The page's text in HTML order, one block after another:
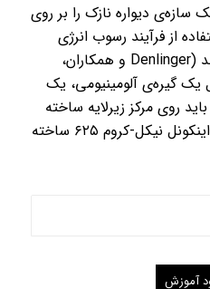
دیواره نازک را بر روی
از فرآیند رسوب انرژی
هدایت‌شده شبیه‌سازی می‌کند (Denlinger و همکاران،
یک گیره‌ی آلومینیومی، یک
روی مرکز زیرلایه ساخته
شود. زیرلایه و دیواره از آلیاژ اینکونل نیکل-کروم ۶۲۵ ساخته
آموزش